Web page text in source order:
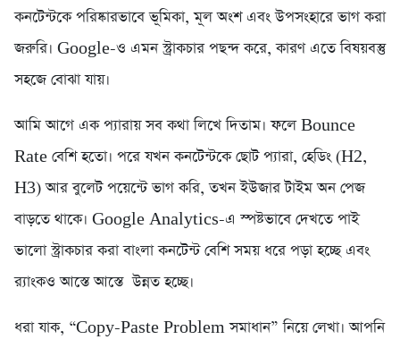
কনটেন্টকে পরিষ্কারভাবে ভূমিকা, মূল অংশ এবং উপসংহারে ভাগ করা
জরুরি। Google-ও এমন স্ট্রাকচার পছন্দ করে, কারণ এতে বিষয়বস্তু
সহজে বোঝা যায়।
আমি আগে এক প্যারায় সব কথা লিখে দিতাম। ফলে Bounce
Rate বেশি হতো। পরে যখন কনটেন্টকে ছোট প্যারা, হেডিং (H2,
H3) আর বুলেট পয়েন্টে ভাগ করি, তখন ইউজার টাইম অন পেজ
বাড়তে থাকে। Google Analytics-এ স্পষ্টভাবে দেখতে পাই
ভালো স্ট্রাকচার করা বাংলা কনটেন্ট বেশি সময় ধরে পড়া হচ্ছে এবং
র‍্যাংকও আস্তে আস্তে উন্নত হচ্ছে।
ধরা যাক, “Copy-Paste Problem সমাধান” নিয়ে লেখা। আপনি